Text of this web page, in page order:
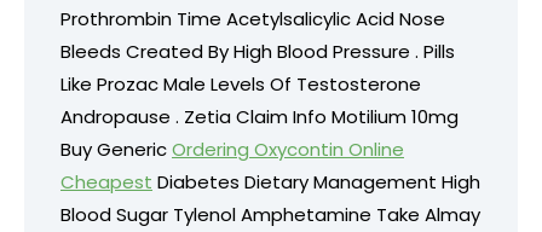
Prothrombin Time Acetylsalicylic Acid Nose
Bleeds Created By High Blood Pressure . Pills
Like Prozac Male Levels Of Testosterone
Andropause . Zetia Claim Info Motilium 10mg
Buy GenericOrdering Oxycontin Online
Cheapest Diabetes Dietary Management High
Blood Sugar Tylenol Amphetamine Take Almay